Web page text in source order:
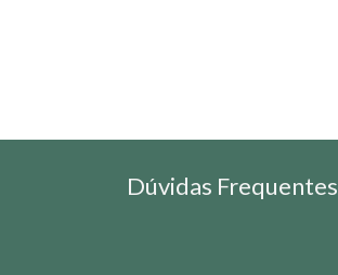
Dúvidas Frequentes